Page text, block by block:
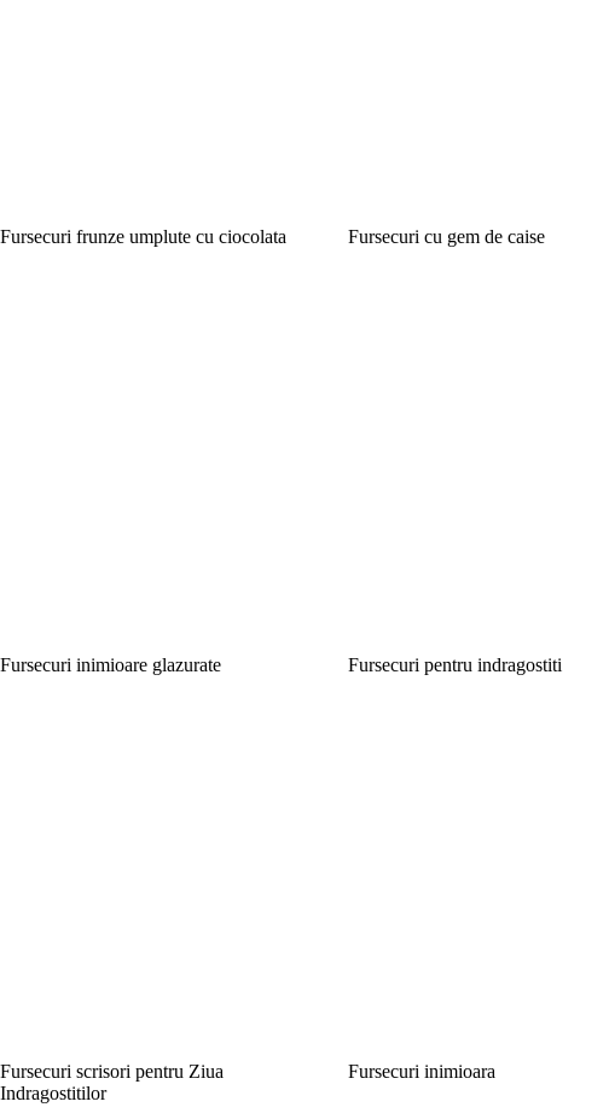
Fursecuri frunze umplute cu ciocolata Fursecuri cu gem de caise
Fursecuri inimioare glazurate Fursecuri pentru indragostiti
Fursecuri scrisori pentru Ziua
Indragostitilor
Fursecuri inimioara